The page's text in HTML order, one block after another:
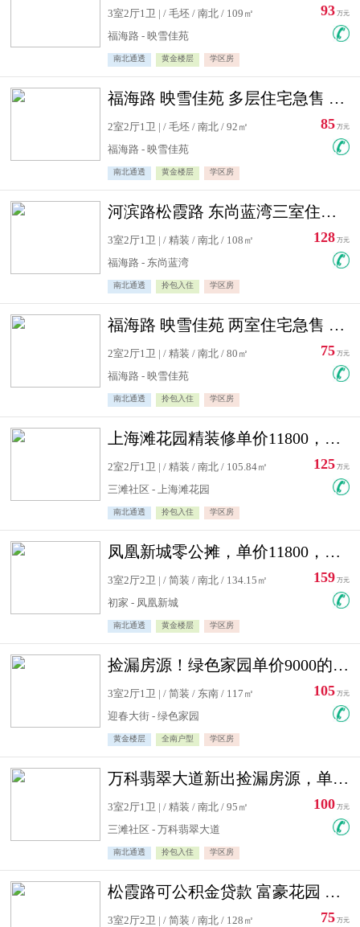
3室2厅1卫 | / 毛坯 / 南北 / 109㎡
福海路 - 映雪佳苑
南北通透 黄金楼层 学区房
93 万元
福海路 映雪佳苑 多层住宅急售 可公积金贷款
2室2厅1卫 | / 毛坯 / 南北 / 92㎡
福海路 - 映雪佳苑
南北通透 黄金楼层 学区房
85 万元
河滨路松霞路 东尚蓝湾三室住宅急售
3室2厅1卫 | / 精装 / 南北 / 108㎡
福海路 - 东尚蓝湾
南北通透 拎包入住 学区房
128 万元
福海路 映雪佳苑 两室住宅急售 可公积金贷款
2室2厅1卫 | / 精装 / 南北 / 80㎡
福海路 - 映雪佳苑
南北通透 拎包入住 学区房
75 万元
上海滩花园精装修单价11800，价格最低的两居室，无敌视野
2室2厅1卫 | / 精装 / 南北 / 105.84㎡
三滩社区 - 上海滩花园
南北通透 拎包入住 学区房
125 万元
凤凰新城零公摊，单价11800，白银楼层，一个车库另算
3室2厅2卫 | / 简装 / 南北 / 134.15㎡
初家 - 凤凰新城
南北通透 黄金楼层 学区房
159 万元
捡漏房源！绿色家园单价9000的大三居，实验小学永明双学区
3室2厅1卫 | / 简装 / 东南 / 117㎡
迎春大街 - 绿色家园
黄金楼层 全南户型 学区房
105 万元
万科翡翠大道新出捡漏房源，单价10500精装修
3室2厅1卫 | / 精装 / 南北 / 95㎡
三滩社区 - 万科翡翠大道
南北通透 拎包入住 学区房
100 万元
松霞路可公积金贷款 富豪花园 复式住宅急售送小棚
3室2厅2卫 | / 简装 / 南北 / 128㎡
75 万元